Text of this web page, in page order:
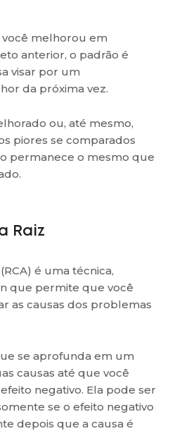
você melhorou em
anterior, o padrão é
visar por um
da próxima vez.
ou, até mesmo,
piores se comparados
permanece o mesmo que
Raiz
é uma técnica,
que permite que você
as causas dos problemas
se aprofunda em um
causas até que você
negativo. Ela pode ser
se o efeito negativo
depois que a causa é